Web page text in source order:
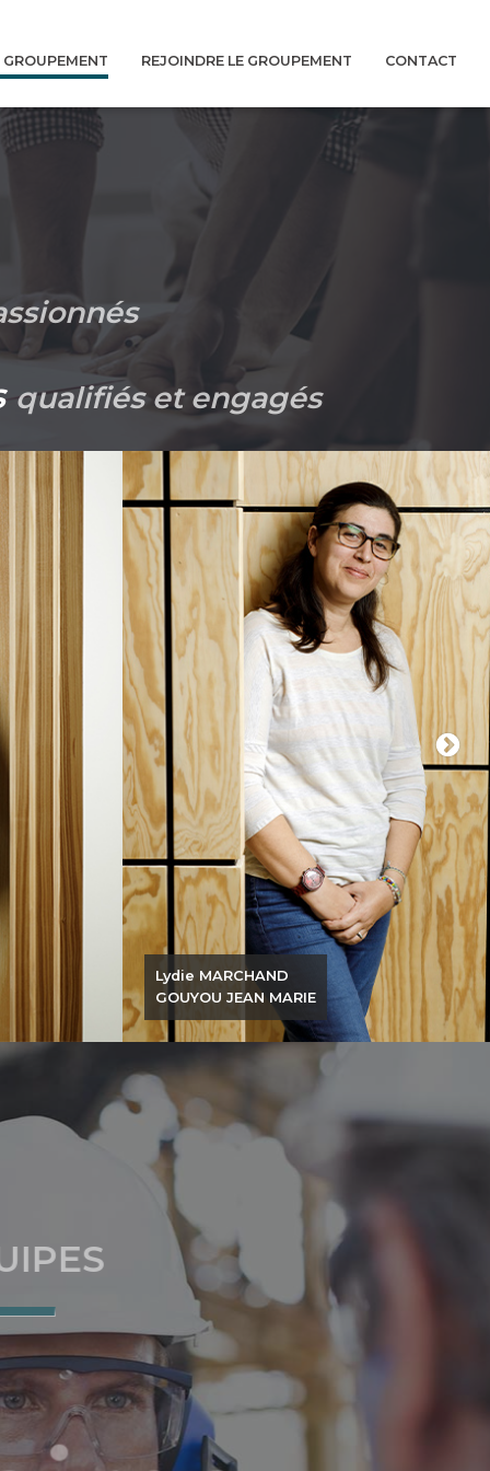
REJOINDRE LE GROUPEMENT CONTACT
qualifiés et engagés
et
avoir
au
essentiel
métiers.
Thierry BRIOLAT
LAURENCOT INDUSTRIES
Après avoir exercé pendant 20 ans
des fonctions en lien direct avec la
production industrielle notamment
dans le secteur de la métallurgie, j’ai
saisi l’opportunité de rejoindre le
Groupement Chambriard en juillet
2021.
Désormais Directeur de la société
LAURENCOT INDUSTRIES, j’ai à cœur
de fédérer les équipes autour de la
performance industrielle de ce site,
historiquement implanté dans son
territoire.
Homme de terrain et passionné par
les process et le produit dans son
ensemble, j’accorde une haute
importance au collectif. C’est une
valeur forte au sein du Groupement
dans laquelle je me retrouve
pleinement.
Thierry BRIOLAT
LAURENCOT INDUSTRIES